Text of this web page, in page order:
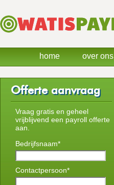
Offerte aanvraag
Vraag gratis en geheel
vrijblijvend een payroll offerte
aan.
Bedrijfsnaam*
Contactpersoon*
home over ons